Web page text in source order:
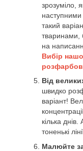
зрозуміло,
наступними
такий
тваринами,
на
Вибір
Від
швидко
варіант!
кілька
тоненькі
Малюйте